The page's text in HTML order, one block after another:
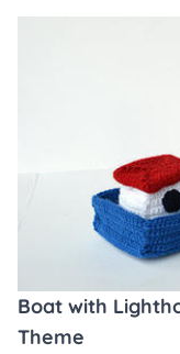
Boat with
Theme